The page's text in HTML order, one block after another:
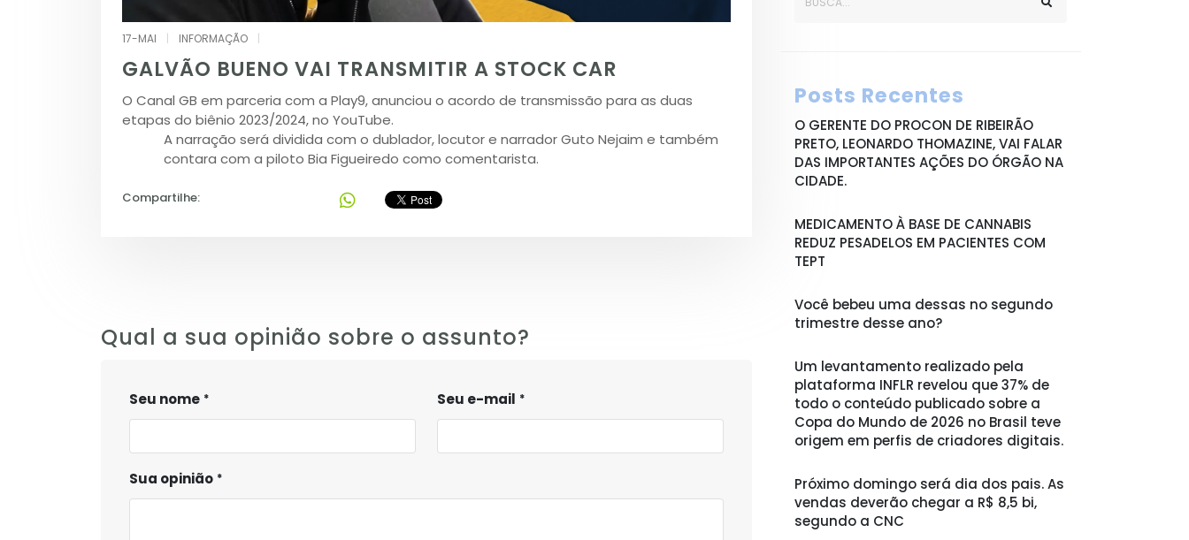
17-MAI INFORMAÇÃO
GALVÃO BUENO VAI TRANSMITIR A STOCK CAR
O Canal GB em parceria com a Play9, anunciou o acordo de transmissão para as duas
etapas do biênio 2023/2024, no YouTube.
A narração será dividida com o dublador, locutor e narrador Guto Nejaim e também
contara com a piloto Bia Figueiredo como comentarista.
Compartilhe:
Qual a sua opinião sobre o assunto?
Seu nome Seu e-mail
Sua opinião
Posts Recentes
O GERENTE DO PROCON DE RIBEIRÃO
PRETO, LEONARDO THOMAZINE, VAI FALAR
DAS IMPORTANTES AÇÕES DO ÓRGÃO NA
CIDADE.
MEDICAMENTO À BASE DE CANNABIS
REDUZ PESADELOS EM PACIENTES COM
TEPT
Você bebeu uma dessas no segundo
trimestre desse ano?
Um levantamento realizado pela
plataforma INFLR revelou que 37% de
todo o conteúdo publicado sobre a
Copa do Mundo de 2026 no Brasil teve
origem em perfis de criadores digitais.
Próximo domingo será dia dos pais. As
vendas deverão chegar a R$ 8,5 bi,
segundo a CNC